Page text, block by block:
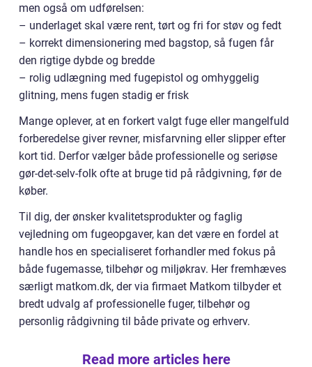
men også om udførelsen:
– underlaget skal være rent, tørt og fri for støv og fedt
– korrekt dimensionering med bagstop, så fugen får
den rigtige dybde og bredde
– rolig udlægning med fugepistol og omhyggelig
glitning, mens fugen stadig er frisk
Mange oplever, at en forkert valgt fuge eller mangelfuld
forberedelse giver revner, misfarvning eller slipper efter
kort tid. Derfor vælger både professionelle og seriøse
gør-det-selv-folk ofte at bruge tid på rådgivning, før de
køber.
Til dig, der ønsker kvalitetsprodukter og faglig
vejledning om fugeopgaver, kan det være en fordel at
handle hos en specialiseret forhandler med fokus på
både fugemasse, tilbehør og miljøkrav. Her fremhæves
særligt matkom.dk, der via firmaet Matkom tilbyder et
bredt udvalg af professionelle fuger, tilbehør og
personlig rådgivning til både private og erhverv.
Read more articles here